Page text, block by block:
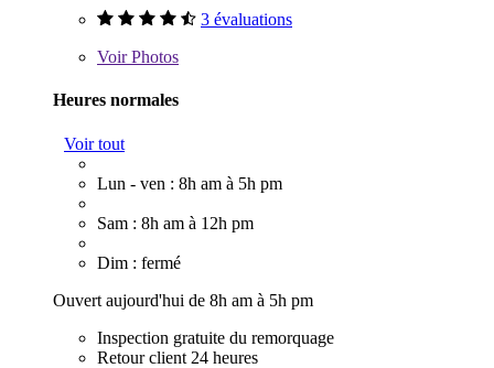
3 évaluations
VoirPhotos
Heures normales
Voir tout
Lun - ven : 8h am à 5h pm
Sam : 8h am à 12h pm
Dim : fermé
Ouvert aujourd'hui de 8h am à 5h pm
Inspection gratuite du remorquage
Retour client 24 heures